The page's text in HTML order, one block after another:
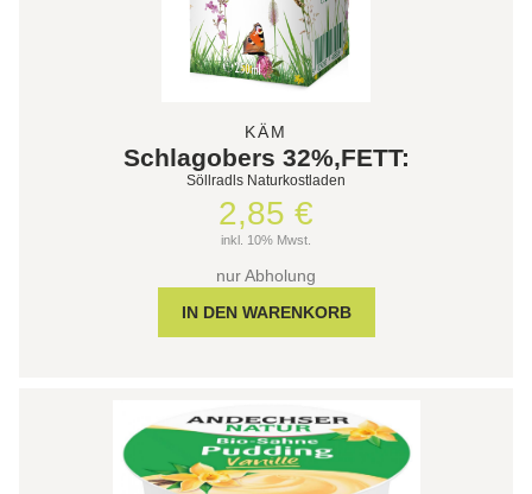
KÄM
Schlagobers 32%,FETT:
Söllradls Naturkostladen
2,85 €
inkl. 10% Mwst.
nur Abholung